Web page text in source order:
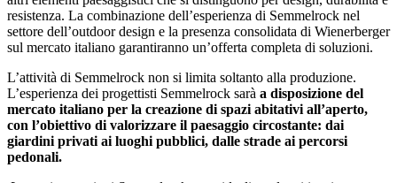
resistenza. La combinazione dell’esperienza di Semmelrock nel
settore dell’outdoor design e la presenza consolidata di Wienerberger
sul mercato italiano garantiranno un’offerta completa di soluzioni.
L’attività di Semmelrock non si limita soltanto alla produzione.
L’esperienza dei progettisti Semmelrock sarà a disposizione del
mercato italiano per la creazione di spazi abitativi all’aperto,
con l’obiettivo di valorizzare il paesaggio circostante: dai
giardini privati ai luoghi pubblici, dalle strade ai percorsi
pedonali.